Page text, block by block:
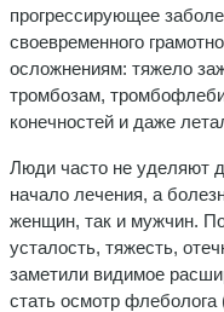
прогрессирующее
своевременного
осложнениям: тяжело
тромбозам,
конечностей и даже
Люди часто не уделяют
начало лечения, а
женщин, так и мужчин.
усталость, тяжесть,
заметили видимое
стать осмотр флеболога